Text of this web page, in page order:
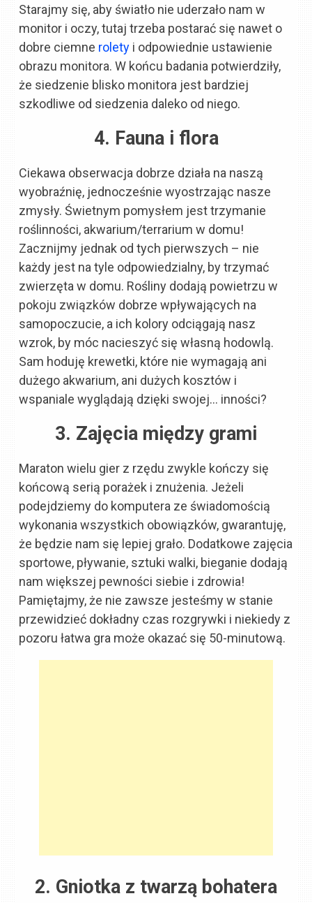
Starajmy się, aby światło nie uderzało nam w
monitor i oczy, tutaj trzeba postarać się nawet o
dobre ciemne rolety i odpowiednie ustawienie
obrazu monitora. W końcu badania potwierdziły,
że siedzenie blisko monitora jest bardziej
szkodliwe od siedzenia daleko od niego.
4. Fauna i flora
Ciekawa obserwacja dobrze działa na naszą
wyobraźnię, jednocześnie wyostrzając nasze
zmysły. Świetnym pomysłem jest trzymanie
roślinności, akwarium/terrarium w domu!
Zacznijmy jednak od tych pierwszych – nie
każdy jest na tyle odpowiedzialny, by trzymać
zwierzęta w domu. Rośliny dodają powietrzu w
pokoju związków dobrze wpływających na
samopoczucie, a ich kolory odciągają nasz
wzrok, by móc nacieszyć się własną hodowlą.
Sam hoduję krewetki, które nie wymagają ani
dużego akwarium, ani dużych kosztów i
wspaniale wyglądają dzięki swojej… inności?
3. Zajęcia między grami
Maraton wielu gier z rzędu zwykle kończy się
końcową serią porażek i znużenia. Jeżeli
podejdziemy do komputera ze świadomością
wykonania wszystkich obowiązków, gwarantuję,
że będzie nam się lepiej grało. Dodatkowe zajęcia
sportowe, pływanie, sztuki walki, bieganie dodają
nam większej pewności siebie i zdrowia!
Pamiętajmy, że nie zawsze jesteśmy w stanie
przewidzieć dokładny czas rozgrywki i niekiedy z
pozoru łatwa gra może okazać się 50-minutową.
2. Gniotka z twarzą bohatera